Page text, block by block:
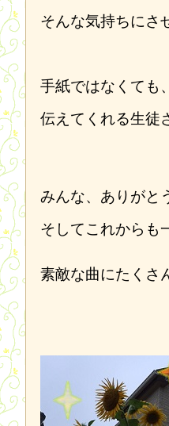
そんな気持ちにさ
手紙ではなくても
伝えてくれる生徒
みんな、ありがと
そしてこれからも
素敵な曲にたくさ